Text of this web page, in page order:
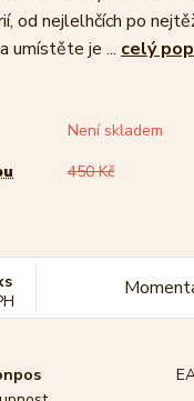
od nejlelhčích po
umístěte je ... celý
Není skladem
450 Kč